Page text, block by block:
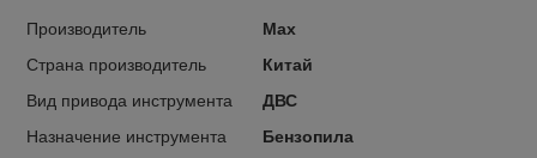
Производитель
Max
Страна производитель
Китай
Вид привода инструмента
ДВС
Назначение инструмента
Бензопила